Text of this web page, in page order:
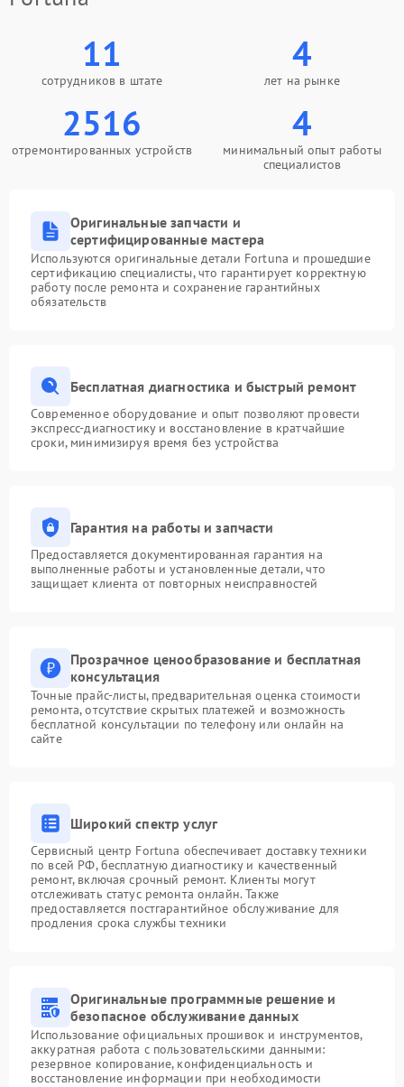
11
сотрудников в штате
4
лет на рынке
2516
отремонтированных устройств
4
минимальный опыт работы
специалистов
Оригинальные запчасти и
сертифицированные мастера
Используются оригинальные детали Fortuna и прошедшие
сертификацию специалисты, что гарантирует корректную
работу после ремонта и сохранение гарантийных
обязательств
Бесплатная диагностика и быстрый ремонт
Современное оборудование и опыт позволяют провести
экспресс-диагностику и восстановление в кратчайшие
сроки, минимизируя время без устройства
Гарантия на работы и запчасти
Предоставляется документированная гарантия на
выполненные работы и установленные детали, что
защищает клиента от повторных неисправностей
Прозрачное ценообразование и бесплатная
консультация
Точные прайс-листы, предварительная оценка стоимости
ремонта, отсутствие скрытых платежей и возможность
бесплатной консультации по телефону или онлайн на
сайте
Широкий спектр услуг
Сервисный центр Fortuna обеспечивает доставку техники
по всей РФ, бесплатную диагностику и качественный
ремонт, включая срочный ремонт. Клиенты могут
отслеживать статус ремонта онлайн. Также
предоставляется постгарантийное обслуживание для
продления срока службы техники
Оригинальные программные решение и
безопасное обслуживание данных
Использование официальных прошивок и инструментов,
аккуратная работа с пользовательскими данными:
резервное копирование, конфиденциальность и
восстановление информации при необходимости